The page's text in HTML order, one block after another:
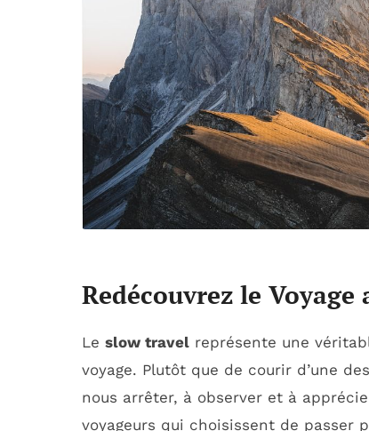
Redécouvrez le
Le slow travel représente une
voyage. Plutôt que de courir d’une
nous arrêter, à observer et à
voyageurs qui choisissent de passer